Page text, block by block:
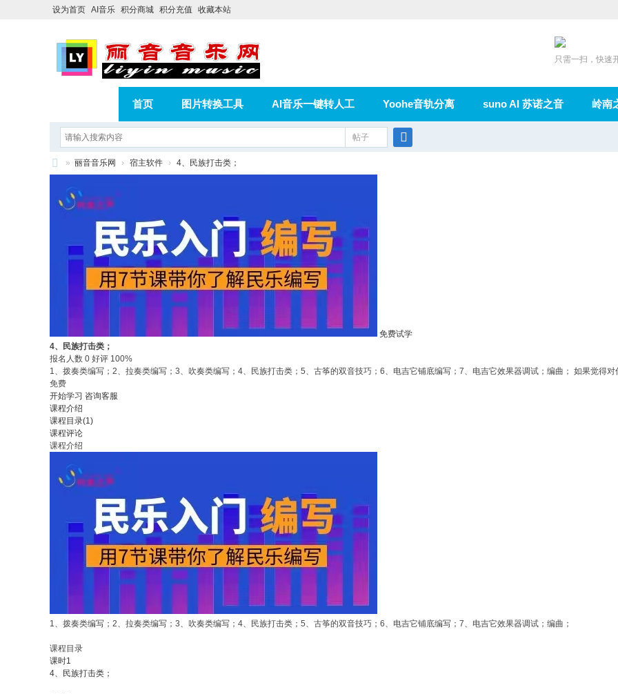
设为首页 AI音乐 积分商城 积分充值 收藏本站
只需一扫，快速
首页 图片转换工具 AI音乐一键转人工 Yoohe音轨分离 suno AI 苏诺之音 岭南
在线论坛
相册 分享 记录
帖子
» 丽音音乐网 › 宿主软件 › 4、民族打击类；
免费试学
4、民族打击类；
报名人数 0 好评 100%
1、拨奏类编写；2、拉奏类编写；3、吹奏类编写；4、民族打击类；5、古筝的双音技巧；6、电吉它铺底编写；7、电吉它效果器调试；编曲； 如果觉得对
免费
开始学习 咨询客服
课程介绍
课程目录(1)
课程评论
课程介绍
1、拨奏类编写；2、拉奏类编写；3、吹奏类编写；4、民族打击类；5、古筝的双音技巧；6、电吉它铺底编写；7、电吉它效果器调试；编曲；
课程目录
课时1
4、民族打击类；